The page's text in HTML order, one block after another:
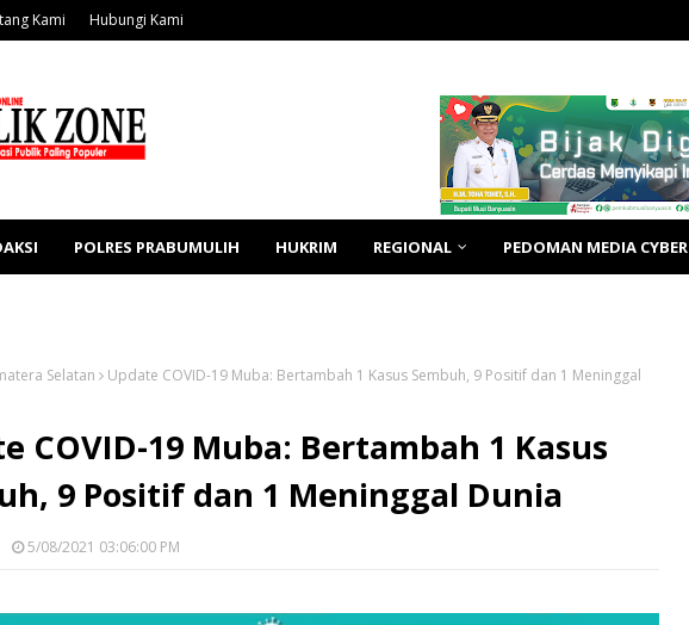
Kami Hubungi Kami
POLRES PRABUMULIH HUKRIM REGIONAL PEDOMAN MEDIA CYBER
Selatan
Update COVID-19 Muba: Bertambah 1 Kasus Sembuh, 9 Positif dan 1 Meninggal
COVID-19 Muba: Bertambah 1 Kasus
9 Positif dan 1 Meninggal Dunia
5/08/2021 03:06:00 PM